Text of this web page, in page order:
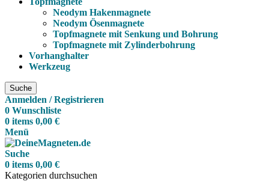
Neodym Hakenmagnete
Neodym Ösenmagnete
Topfmagnete mit Senkung und Bohrung
Topfmagnete mit Zylinderbohrung
Vorhanghalter
Werkzeug
Suche
Anmelden / Registrieren
0 Wunschliste
0 items 0,00 €
Menü
Suche
0 items 0,00 €
Kategorien durchsuchen